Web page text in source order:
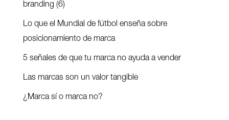
branding (6)
Lo que el Mundial de fútbol enseña sobre
posicionamiento de marca
5 señales de que tu marca no ayuda a vender
Las marcas son un valor tangible
¿Marca sí o marca no?